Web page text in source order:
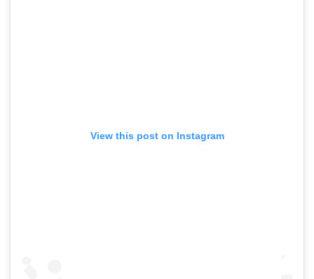
View this post on Instagram